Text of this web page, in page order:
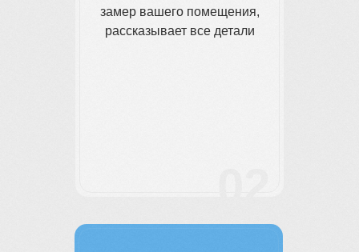
замер вашего помещения,
рассказывает все детали